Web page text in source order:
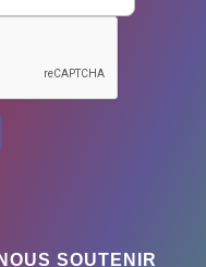
NOUS SOUTENIR